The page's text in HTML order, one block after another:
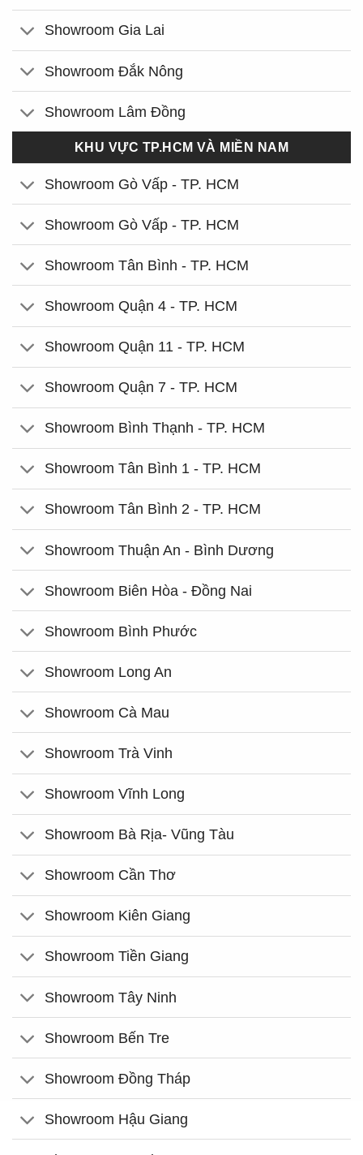
Showroom Gia Lai
Showroom Đắk Nông
Showroom Lâm Đồng
KHU VỰC TP.HCM VÀ MIỀN NAM
Showroom Gò Vấp - TP. HCM
Showroom Gò Vấp - TP. HCM
Showroom Tân Bình - TP. HCM
Showroom Quận 4 - TP. HCM
Showroom Quận 11 - TP. HCM
Showroom Quận 7 - TP. HCM
Showroom Bình Thạnh - TP. HCM
Showroom Tân Bình 1 - TP. HCM
Showroom Tân Bình 2 - TP. HCM
Showroom Thuận An - Bình Dương
Showroom Biên Hòa - Đồng Nai
Showroom Bình Phước
Showroom Long An
Showroom Cà Mau
Showroom Trà Vinh
Showroom Vĩnh Long
Showroom Bà Rịa- Vũng Tàu
Showroom Cần Thơ
Showroom Kiên Giang
Showroom Tiền Giang
Showroom Tây Ninh
Showroom Bến Tre
Showroom Đồng Tháp
Showroom Hậu Giang